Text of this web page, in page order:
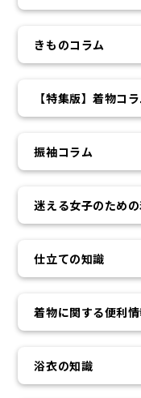
きものコラム
【特集版】着物コ
振袖コラム
迷える女子のため
仕立ての知識
着物に関する便利
浴衣の知識